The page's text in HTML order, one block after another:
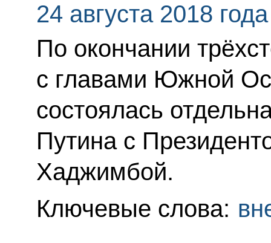
24 августа 2018 года
По окончании
с главами Южной
состоялась
Путина с
Хаджимбой.
Ключевые слова: